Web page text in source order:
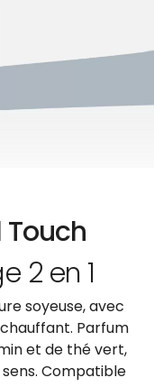
Touch
2 en 1
soyeuse, avec
Parfum
et de thé vert,
Compatible